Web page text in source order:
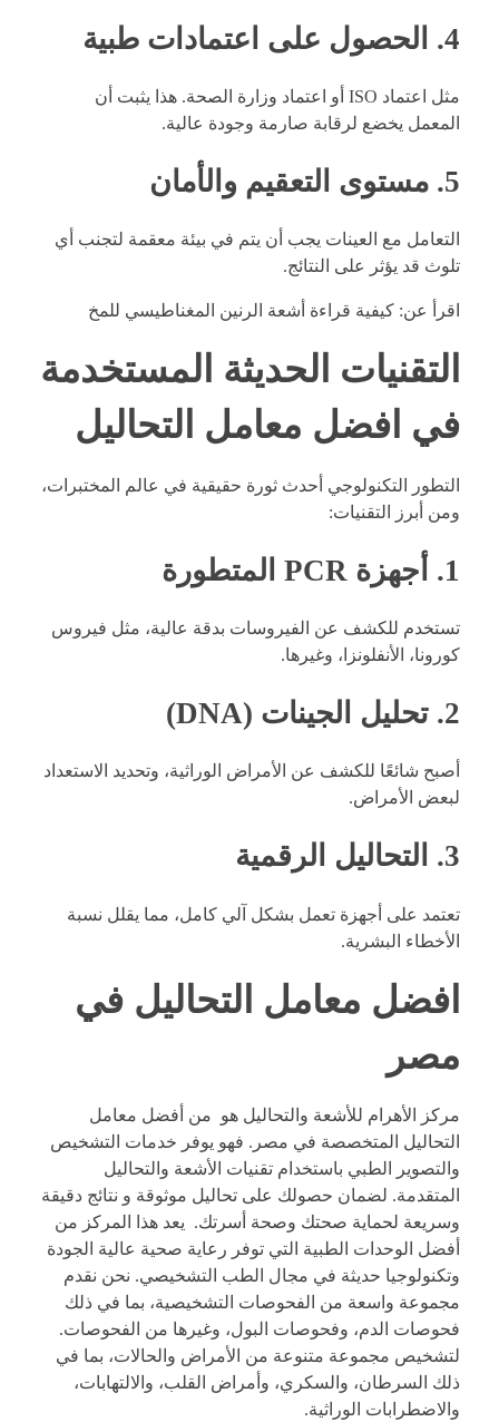
4. الحصول على اعتمادات طبية
مثل اعتماد ISO أو اعتماد وزارة الصحة. هذا يثبت أن
المعمل يخضع لرقابة صارمة وجودة عالية.
5. مستوى التعقيم والأمان
التعامل مع العينات يجب أن يتم في بيئة معقمة لتجنب أي
تلوث قد يؤثر على النتائج.
اقرأ عن: كيفية قراءة أشعة الرنين المغناطيسي للمخ
التقنيات الحديثة المستخدمة
في افضل معامل التحاليل
التطور التكنولوجي أحدث ثورة حقيقية في عالم المختبرات،
ومن أبرز التقنيات:
1. أجهزة PCR المتطورة
تستخدم للكشف عن الفيروسات بدقة عالية، مثل فيروس
كورونا، الأنفلونزا، وغيرها.
2. تحليل الجينات (DNA)
أصبح شائعًا للكشف عن الأمراض الوراثية، وتحديد الاستعداد
لبعض الأمراض.
3. التحاليل الرقمية
تعتمد على أجهزة تعمل بشكل آلي كامل، مما يقلل نسبة
الأخطاء البشرية.
افضل معامل التحاليل في
مصر
مركز الأهرام للأشعة والتحاليل هو من أفضل معامل
التحاليل المتخصصة في مصر. فهو يوفر خدمات التشخيص
والتصوير الطبي باستخدام تقنيات الأشعة والتحاليل
المتقدمة. لضمان حصولك على تحاليل موثوقة و نتائج دقيقة
وسريعة لحماية صحتك وصحة أسرتك. يعد هذا المركز من
أفضل الوحدات الطبية التي توفر رعاية صحية عالية الجودة
وتكنولوجيا حديثة في مجال الطب التشخيصي. نحن نقدم
مجموعة واسعة من الفحوصات التشخيصية، بما في ذلك
فحوصات الدم، وفحوصات البول، وغيرها من الفحوصات.
لتشخيص مجموعة متنوعة من الأمراض والحالات، بما في
ذلك السرطان، والسكري، وأمراض القلب، والالتهابات،
والاضطرابات الوراثية.